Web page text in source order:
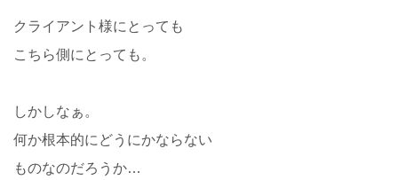
クライアント様にとっても
こちら側にとっても。
しかしなぁ。
何か根本的にどうにかならない
ものなのだろうか…